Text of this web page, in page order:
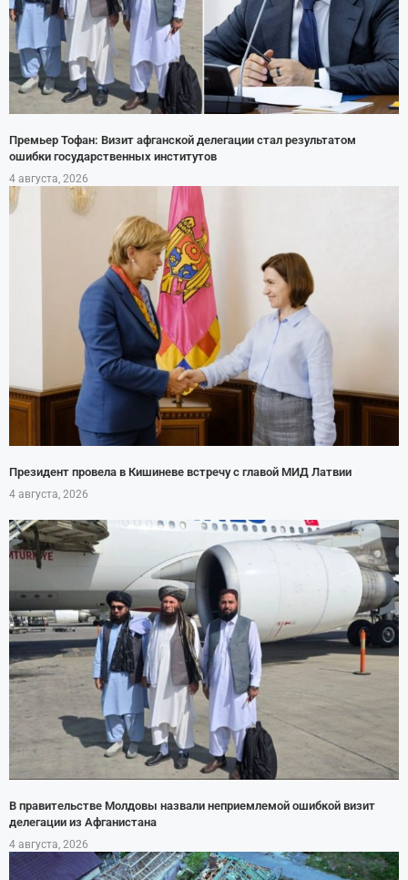
Премьер Тофан: Визит афганской делегации стал результатом
ошибки государственных институтов
4 августа, 2026
Президент провела в Кишиневе встречу с главой МИД Латвии
4 августа, 2026
В правительстве Молдовы назвали неприемлемой ошибкой визит
делегации из Афганистана
4 августа, 2026